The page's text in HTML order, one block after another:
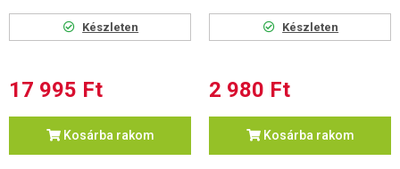
Készleten
17 995 Ft
Kosárba rakom
Készleten
2 980 Ft
Kosárba rakom